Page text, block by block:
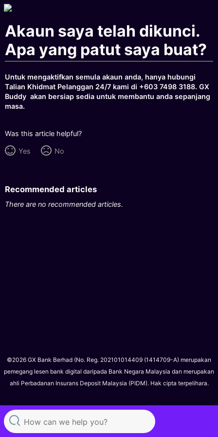
Akaun saya telah dikunci.
Apa yang patut saya buat?
Untuk mengaktifkan semula akaun anda, hanya hubungi
Talian Khidmat Pelanggan 24/7 kami di +603 7498 3188. GX
Buddy akan bersiap sedia untuk membantu anda sepanjang
masa.
Was this article helpful?
Yes No
Recommended articles
There are no recommended articles.
©2026 GX Bank Berhad (No. Reg. 202101014409 (1414709-A) merupakan
pemegang lesen bank digital daripada Bank Negara Malaysia dan merupakan
ahli Perbadanan Insurans Deposit Malaysia (PIDM). Hak cipta terpelihara.